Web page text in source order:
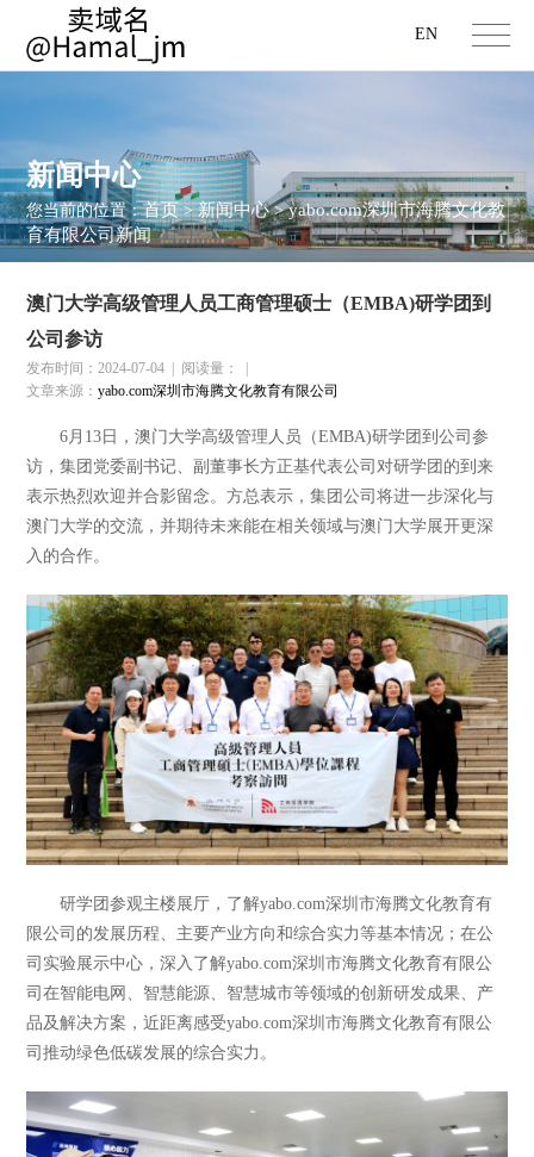
EN
新闻中心
您当前的位置：首页>新闻中心>yabo.com深圳市海腾文化教
育有限公司新闻
澳门大学高级管理人员工商管理硕士（EMBA)研学团到
公司参访
发布时间：2024-07-04 阅读量：
文章来源：yabo.com深圳市海腾文化教育有限公司
6月13日，澳门大学高级管理人员（EMBA)研学团到公司参
访，集团党委副书记、副董事长方正基代表公司对研学团的到来
表示热烈欢迎并合影留念。方总表示，集团公司将进一步深化与
澳门大学的交流，并期待未来能在相关领域与澳门大学展开更深
入的合作。
研学团参观主楼展厅，了解yabo.com深圳市海腾文化教育有
限公司的发展历程、主要产业方向和综合实力等基本情况；在公
司实验展示中心，深入了解yabo.com深圳市海腾文化教育有限公
司在智能电网、智慧能源、智慧城市等领域的创新研发成果、产
品及解决方案，近距离感受yabo.com深圳市海腾文化教育有限公
司推动绿色低碳发展的综合实力。